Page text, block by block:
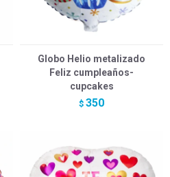
Globo Helio metalizado
Feliz cumpleaños-
cupcakes
$ 350